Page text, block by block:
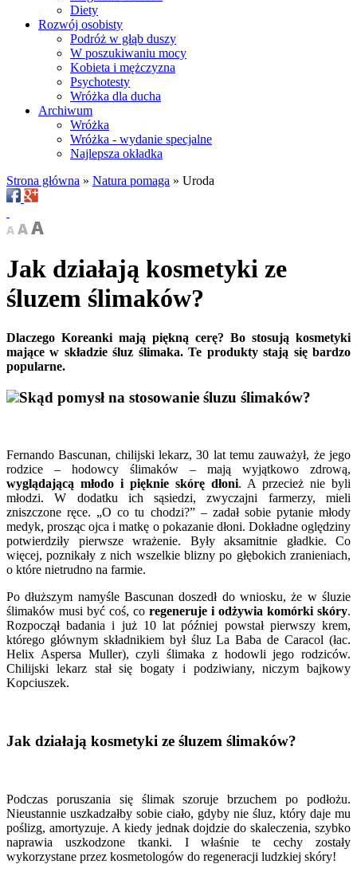
Diety
Rozwój osobisty
Podróż w głąb duszy
W poszukiwaniu mocy
Kobieta i mężczyzna
Psychotesty
Wróżka dla ducha
Archiwum
Wróżka
Wróżka - wydanie specjalne
Najlepsza okładka
Strona główna » Natura pomaga » Uroda
Jak działają kosmetyki ze
śluzem ślimaków?
Dlaczego Koreanki mają piękną cerę? Bo stosują kosmetyki
mające w składzie śluz ślimaka. Te produkty stają się bardzo
popularne.
Skąd pomysł na stosowanie śluzu ślimaków?
Fernando Bascunan, chilijski lekarz, 30 lat temu zauważył, że jego
rodzice – hodowcy ślimaków – mają wyjątkowo zdrową,
wyglądającą młodo i pięknie skórę dłoni. A przecież nie byli
młodzi. W dodatku ich sąsiedzi, zwyczajni farmerzy, mieli
zniszczone ręce. „O co tu chodzi?” – zadał sobie pytanie młody
medyk, prosząc ojca i matkę o pokazanie dłoni. Dokładne oględziny
potwierdziły pierwsze wrażenie. Były aksamitnie gładkie. Co
więcej, poznikały z nich wszelkie blizny po głębokich zranieniach,
o które nietrudno na farmie.
Po dłuższym namyśle Bascunan doszedł do wniosku, że w śluzie
ślimaków musi być coś, co regeneruje i odżywia komórki skóry.
Rozpoczął badania i już 10 lat później powstał pierwszy krem,
którego głównym składnikiem był śluz La Baba de Caracol (łac.
Helix Aspersa Muller), czyli ślimaka z hodowli jego rodziców.
Chilijski lekarz stał się bogaty i podziwiany, niczym bajkowy
Kopciuszek.
Jak działają kosmetyki ze śluzem ślimaków?
Podczas poruszania się ślimak szoruje brzuchem po podłożu.
Nieustannie uszkadzałby sobie ciało, gdyby nie śluz, który daje mu
poślizg, amortyzuje. A kiedy jednak dojdzie do skaleczenia, szybko
naprawia uszkodzone tkanki. I właśnie te cechy zostały
wykorzystane przez kosmetologów do regeneracji ludzkiej skóry!